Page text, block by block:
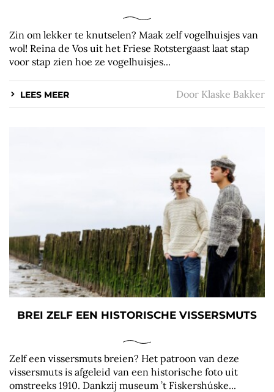
Zin om lekker te knutselen? Maak zelf vogelhuisjes van
wol! Reina de Vos uit het Friese Rotstergaast laat stap
voor stap zien hoe ze vogelhuisjes...
LEES MEER Door Klaske Bakker
BREI ZELF EEN HISTORISCHE VISSERSMUTS
Zelf een vissersmuts breien? Het patroon van deze
vissersmuts is afgeleid van een historische foto uit
omstreeks 1910. Dankzij museum ’t Fiskershúske...